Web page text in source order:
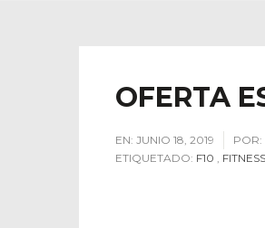
OFERTA
EN: JUNIO 18, 2019 POR:
ETIQUETADO: F10 , FITNESS